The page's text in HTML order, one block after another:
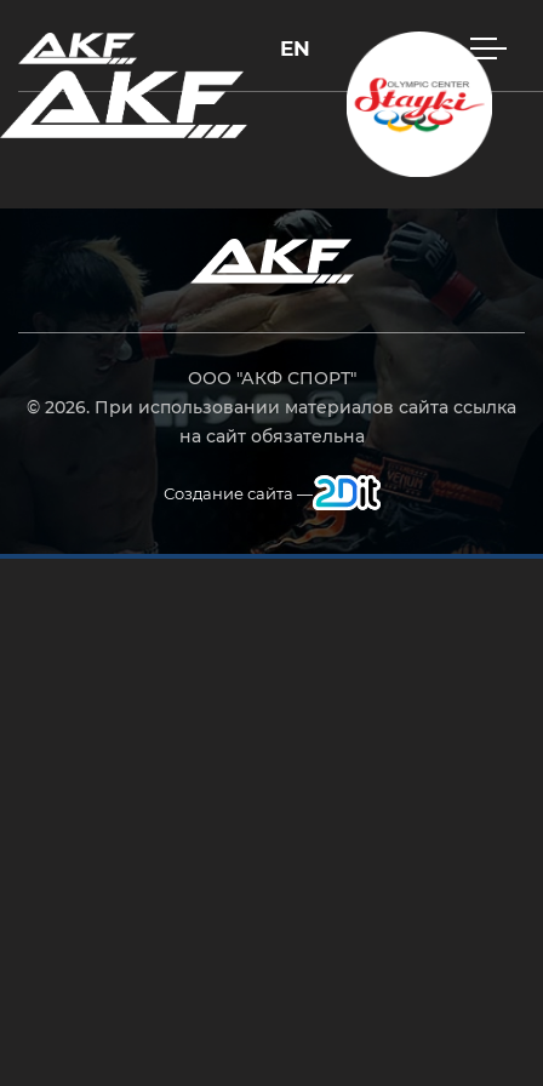
EN
ООО "АКФ СПОРТ"
© 2026. При использовании материалов сайта ссылка
на сайт обязательна
Создание сайта —
Нажмите Enter для поиска или Esc, чтобы закрыть